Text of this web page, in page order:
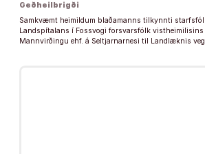
Geðheilbrigði
Samkvæmt heimildum blaðamanns tilkynnti
Landspítalans í Fossvogi forsvarsfólk vistheimilisins
Mannvirðingu ehf. á Seltjarnarnesi til Landlæknis